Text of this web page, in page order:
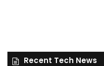
Recent Tech News